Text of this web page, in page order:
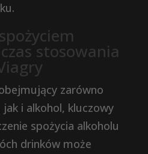
stosowania
zarówno
i alkohol, kluczowy
spożycia alkoholu
drinków może